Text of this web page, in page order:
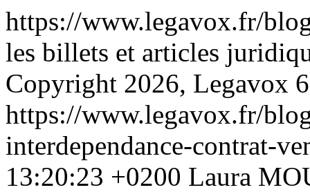
https://www.legavox.fr/
les billets et articles
Copyright 2026, Legavox
https://www.legavox.fr/
interdependance-contrat-
13:20:23 +0200 Laura